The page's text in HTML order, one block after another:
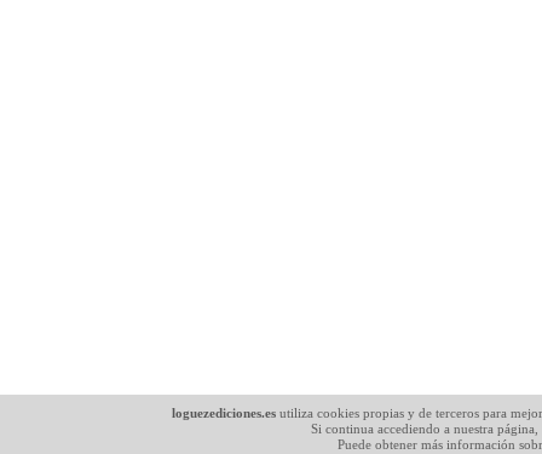
loguezediciones.es utiliza cookies propias y de terceros para
Si continua accediendo a nuestra
Puede obtener más información